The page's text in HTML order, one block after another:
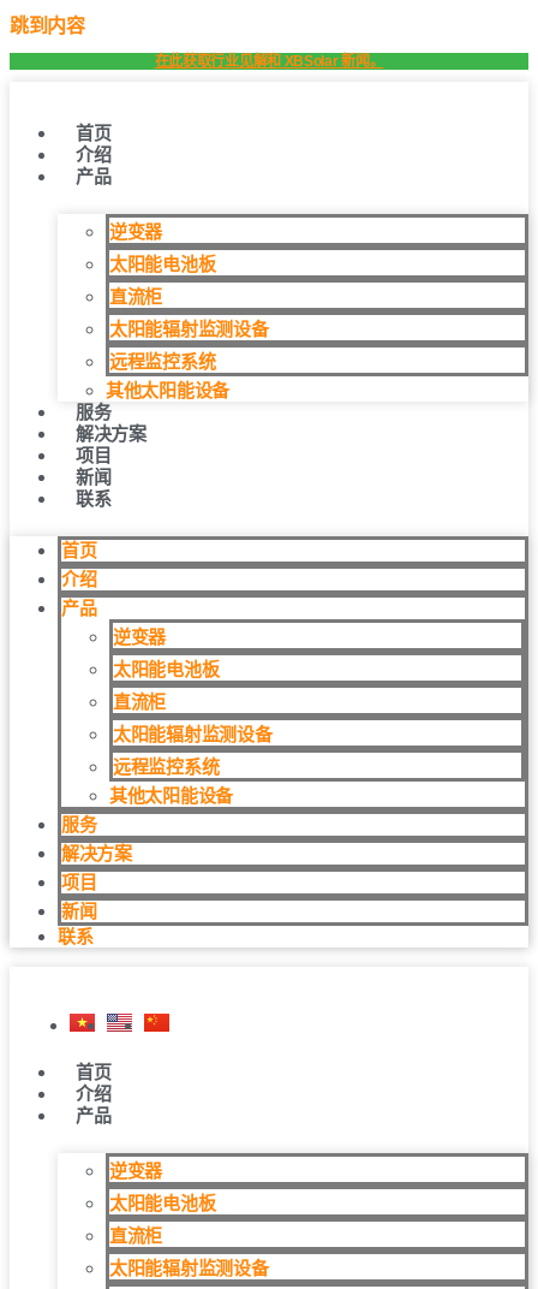
跳到内容
在此获取行业见解和 XBSolar 新闻。
首页
介绍
产品
逆变器
太阳能电池板
直流柜
太阳能辐射监测设备
远程监控系统
其他太阳能设备
服务
解决方案
项目
新闻
联系
首页
介绍
产品
逆变器
太阳能电池板
直流柜
太阳能辐射监测设备
远程监控系统
其他太阳能设备
服务
解决方案
项目
新闻
联系
首页
介绍
产品
逆变器
太阳能电池板
直流柜
太阳能辐射监测设备